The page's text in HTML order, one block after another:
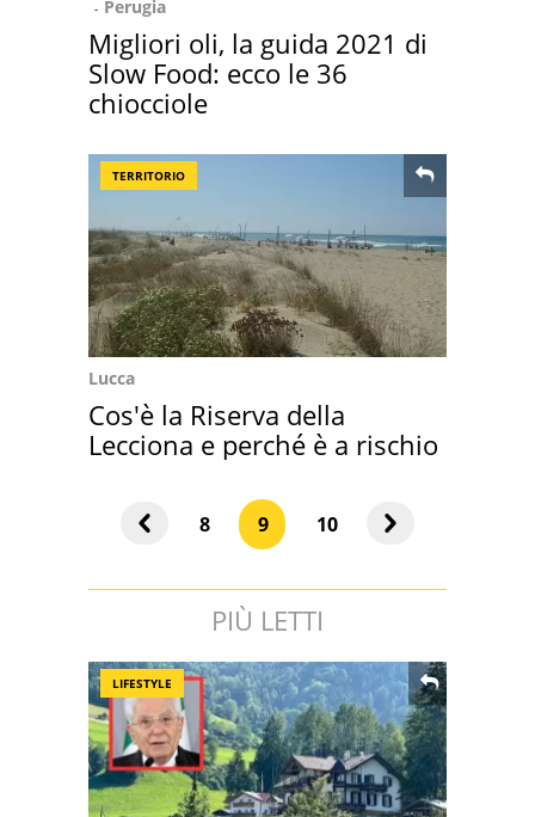
Perugia
Migliori oli, la guida 2021 di
Slow Food: ecco le 36
chiocciole
TERRITORIO
Lucca
Cos'è la Riserva della
Lecciona e perché è a rischio
8 9 10
PIÙ LETTI
LIFESTYLE